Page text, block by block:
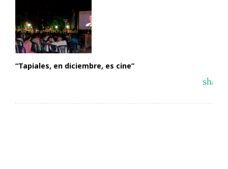
“Tapiales, en diciembre, es cine”
share